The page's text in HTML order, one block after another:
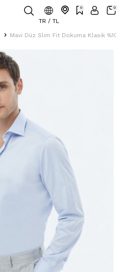
TR / TL
0 0
Mavi Düz Slim Fit Dokuma Klasik